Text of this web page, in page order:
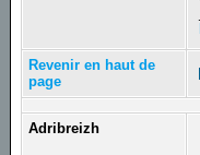
Revenir en haut de
page
Adribreizh